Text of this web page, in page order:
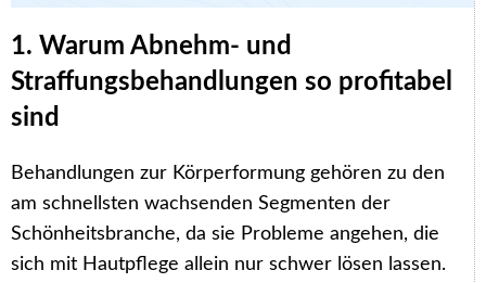
1. Warum Abnehm- und
Straffungsbehandlungen so profitabel
sind
Behandlungen zur Körperformung gehören zu den
am schnellsten wachsenden Segmenten der
Schönheitsbranche, da sie Probleme angehen, die
sich mit Hautpflege allein nur schwer lösen lassen.